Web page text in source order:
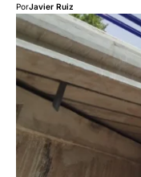
PorJavier Ruiz